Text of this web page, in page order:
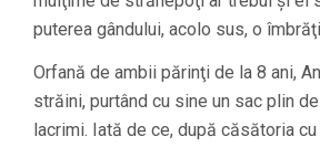
puterea gândului, acolo sus, o
Orfană de ambii părinţi de la 8 ani,
străini, purtând cu sine un sac plin
lacrimi. Iată de ce, după căsătoria